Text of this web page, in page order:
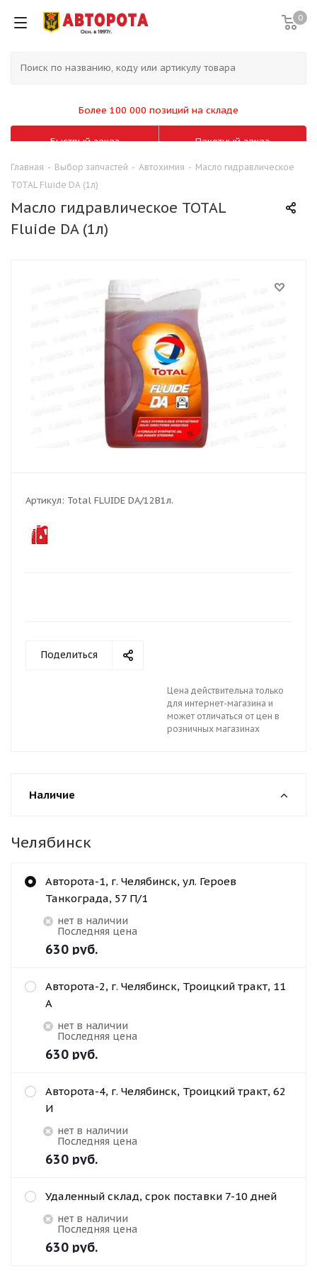
0
Более 100 000 позиций на складе
Быстрый заказ Пакетный заказ
Главная - Выбор запчастей - Автохимия - Масло гидравлическое
TOTAL Fluide DA (1л)
Масло гидравлическое TOTAL
Fluide DA (1л)
Артикул: Total FLUIDE DA/12В1л.
Поделиться
Цена действительна только
для интернет-магазина и
может отличаться от цен в
розничных магазинах
Наличие
Челябинск
Авторота-1, г. Челябинск, ул. Героев
Танкограда, 57 П/1
Нет в наличии
Последняя цена
630 руб.
Авторота-2, г. Челябинск, Троицкий тракт, 11
А
Нет в наличии
Последняя цена
630 руб.
Авторота-4, г. Челябинск, Троицкий тракт, 62
И
Нет в наличии
Последняя цена
630 руб.
Удаленный склад, срок поставки 7-10 дней
Нет в наличии
Последняя цена
630 руб.